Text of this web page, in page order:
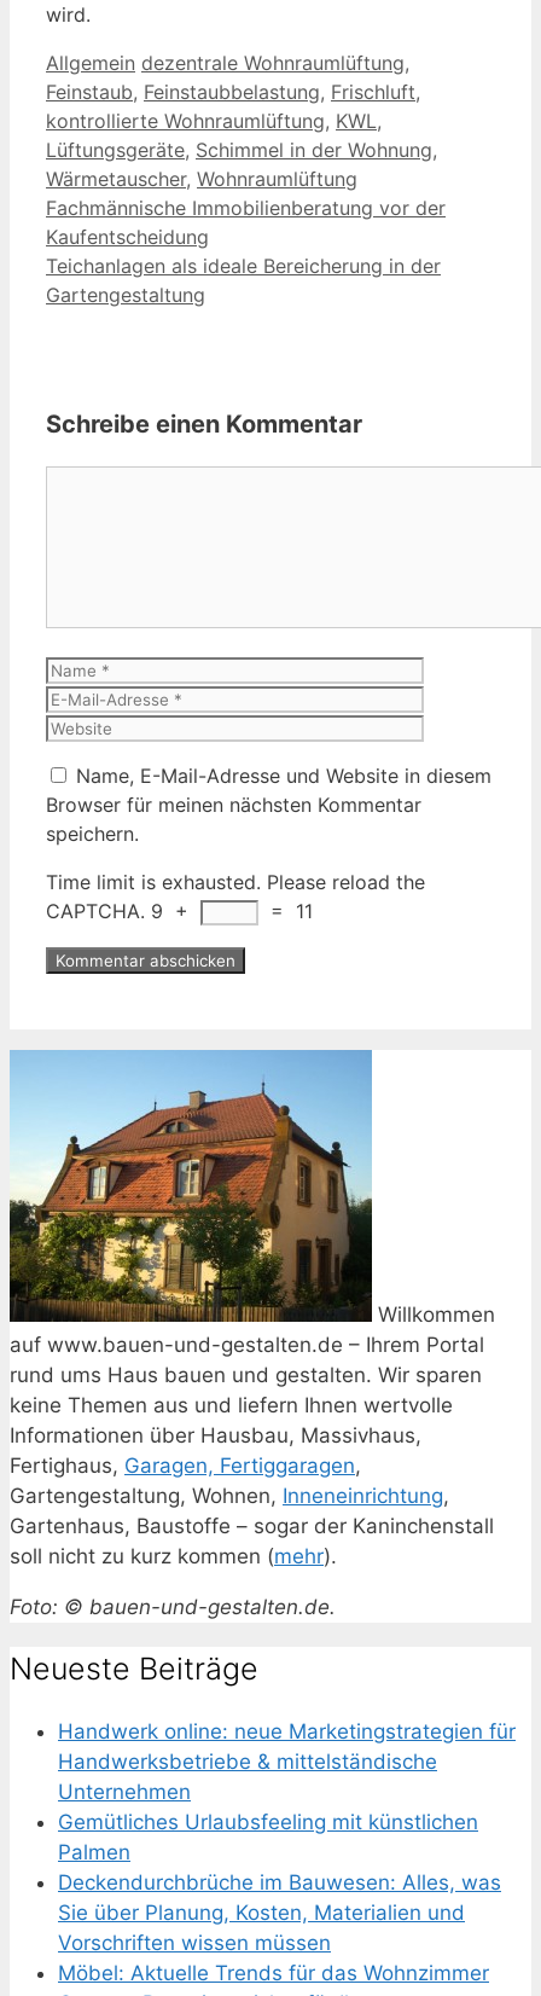
wird.
Kategorien
Allgemein Schlagwörter
dezentrale Wohnraumlüftung,
Feinstaub, Feinstaubbelastung, Frischluft,
kontrollierte Wohnraumlüftung, KWL,
Lüftungsgeräte, Schimmel in der Wohnung,
Wärmetauscher, Wohnraumlüftung
Fachmännische Immobilienberatung vor der
Kaufentscheidung
Teichanlagen als ideale Bereicherung in der
Gartengestaltung
Schreibe einen Kommentar
Name
Name, E-Mail-Adresse und Website in diesem
Browser für meinen nächsten Kommentar
speichern.
Time limit is exhausted. Please reload the
CAPTCHA. 9 + = 11
Willkommen
auf www.bauen-und-gestalten.de – Ihrem Portal
rund ums Haus bauen und gestalten. Wir sparen
keine Themen aus und liefern Ihnen wertvolle
Informationen über Hausbau, Massivhaus,
Fertighaus, Garagen, Fertiggaragen,
Gartengestaltung, Wohnen, Inneneinrichtung,
Gartenhaus, Baustoffe – sogar der Kaninchenstall
soll nicht zu kurz kommen (mehr).
Foto: © bauen-und-gestalten.de.
Neueste Beiträge
Handwerk online: neue Marketingstrategien für
Handwerksbetriebe & mittelständische
Unternehmen
Gemütliches Urlaubsfeeling mit künstlichen
Palmen
Deckendurchbrüche im Bauwesen: Alles, was
Sie über Planung, Kosten, Materialien und
Vorschriften wissen müssen
Möbel: Aktuelle Trends für das Wohnzimmer